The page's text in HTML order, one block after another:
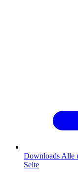
Downloads Alle
Seite